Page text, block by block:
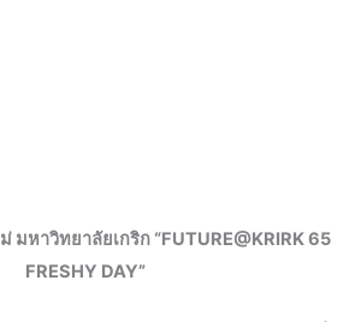
มหาวิทยาลัยเกริก “FUTURE@KRIRK 65
FRESHY DAY”